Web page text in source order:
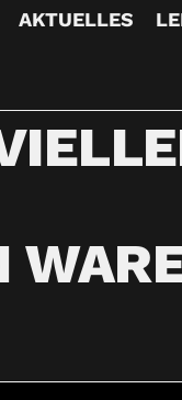
AKTUELLES